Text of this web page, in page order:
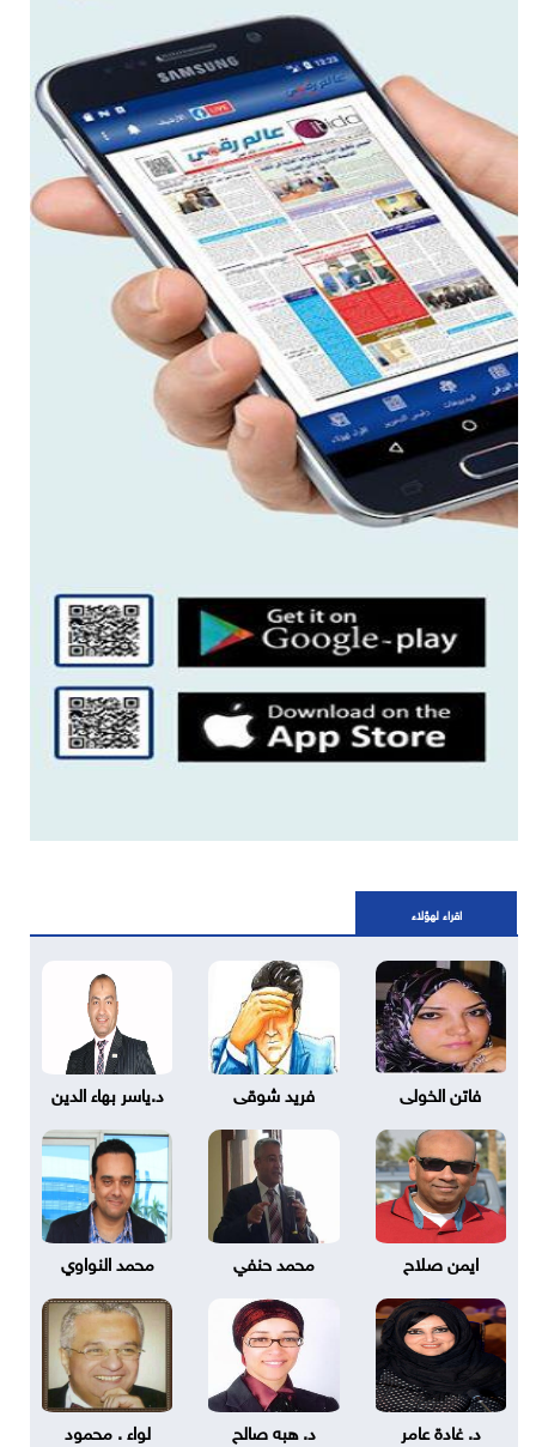
اقراء لهؤلاء
فاتن الخولى فريد شوقى د.ياسر بهاء الدين
ايمن صلاح محمد حنفي محمد النواوي
د. غادة عامر د. هبه صالح
لواء . محمود